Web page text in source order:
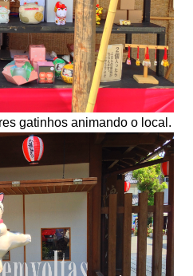
gatinhos animando o local.